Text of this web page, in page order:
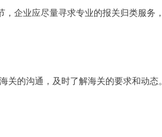
，企业应尽量寻求专业的报关归类服务
关的沟通，及时了解海关的要求和动